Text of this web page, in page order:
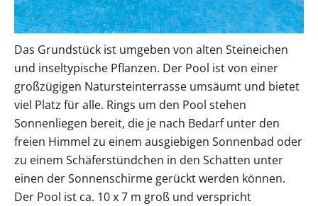
Das Grundstück ist umgeben von alten Steineichen
und inseltypische Pflanzen. Der Pool ist von einer
großzügigen Natursteinterrasse umsäumt und bietet
viel Platz für alle. Rings um den Pool stehen
Sonnenliegen bereit, die je nach Bedarf unter den
freien Himmel zu einem ausgiebigen Sonnenbad oder
zu einem Schäferstündchen in den Schatten unter
einen der Sonnenschirme gerückt werden können.
Der Pool ist ca. 10 x 7 m groß und verspricht